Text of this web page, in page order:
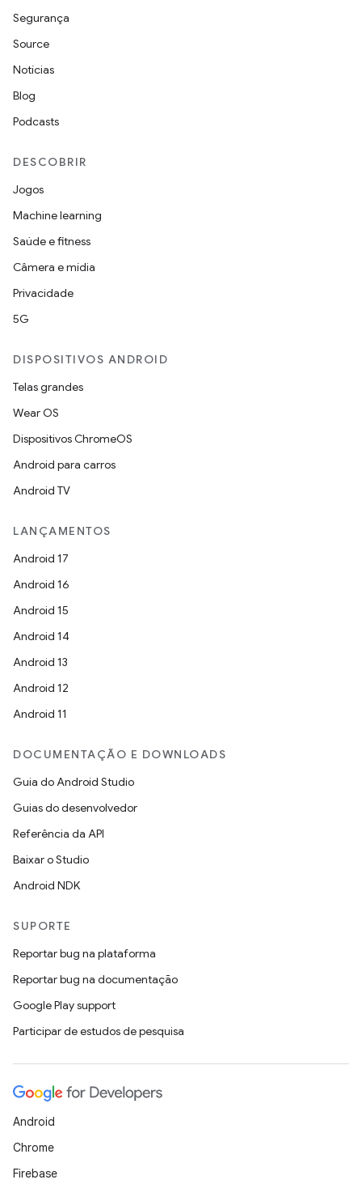
Segurança
Source
Notícias
Blog
Podcasts
DESCOBRIR
Jogos
Machine learning
Saúde e fitness
Câmera e mídia
Privacidade
5G
DISPOSITIVOS ANDROID
Telas grandes
Wear OS
Dispositivos ChromeOS
Android para carros
Android TV
LANÇAMENTOS
Android 17
Android 16
Android 15
Android 14
Android 13
Android 12
Android 11
DOCUMENTAÇÃO E DOWNLOADS
Guia do Android Studio
Guias do desenvolvedor
Referência da API
Baixar o Studio
Android NDK
SUPORTE
Reportar bug na plataforma
Reportar bug na documentação
Google Play support
Participar de estudos de pesquisa
Android
Chrome
Firebase